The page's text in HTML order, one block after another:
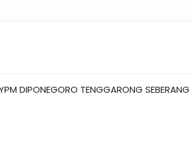
DIPONEGORO TENGGARONG SEBERANG